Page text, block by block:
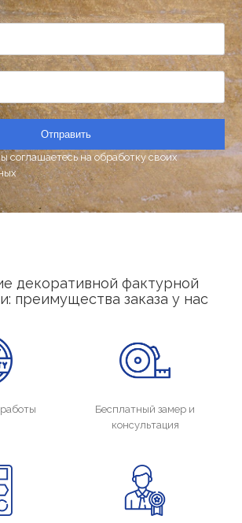
Отправить
соглашаетесь наобработку своих
декоративной фактурной
преимущества заказа у нас
Бесплатный замер и
консультация